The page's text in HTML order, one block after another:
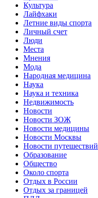
Культура
Лайфхаки
Летние виды спорта
Личный счет
Люди
Места
Мнения
Мода
Народная медицина
Наука
Наука и техника
Недвижимость
Новости
Новости ЗОЖ
Новости медицины
Новости Москвы
Новости путешествий
Образование
Общество
Около спорта
Отдых в России
Отдых за границей